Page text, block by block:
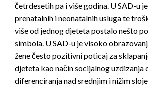
četrdesetih pa i više godina. U SAD-u
prenatalnih i neonatalnih usluga te
više od jednog djeteta postalo nešto
simbola. U SAD-u je visoko
žene često pozitivni poticaj za
djeteta kao način socijalnog uzdizanja
diferenciranja nad srednjim i nižim